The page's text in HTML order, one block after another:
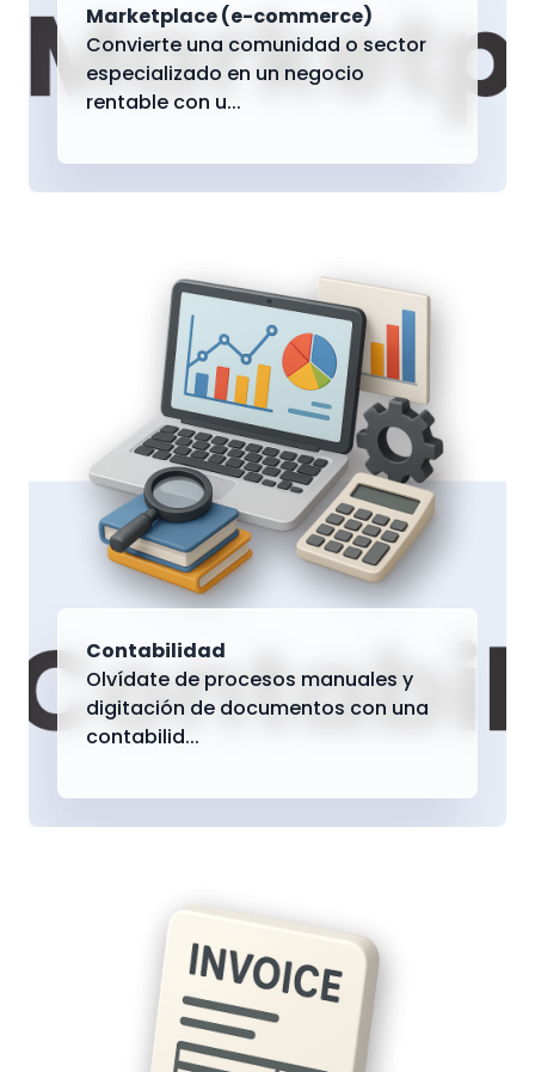
Marketplace (e-commerce)
Convierte una comunidad o sector
especializado en un negocio
rentable con u...
Contabilidad
Olvídate de procesos manuales y
digitación de documentos con una
contabilid...